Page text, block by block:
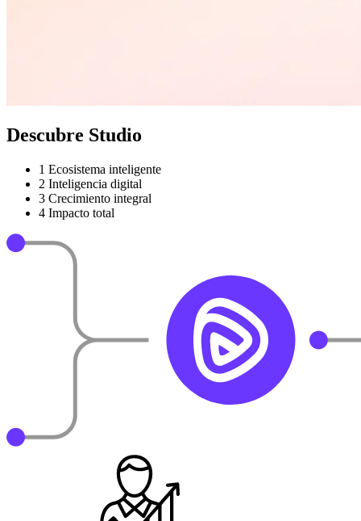
Descubre Studio
1 Ecosistema inteligente
2 Inteligencia digital
3 Crecimiento integral
4 Impacto total